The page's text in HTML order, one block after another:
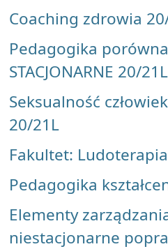
Coaching zdrowia
Pedagogika
STACJONARNE 20/21L
Seksualność
20/21L
Fakultet:
Pedagogika
Elementy
niestacjonarne